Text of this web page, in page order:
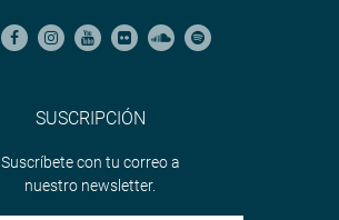
SUSCRIPCIÓN
Suscríbete con tu correo a
nuestro newsletter.